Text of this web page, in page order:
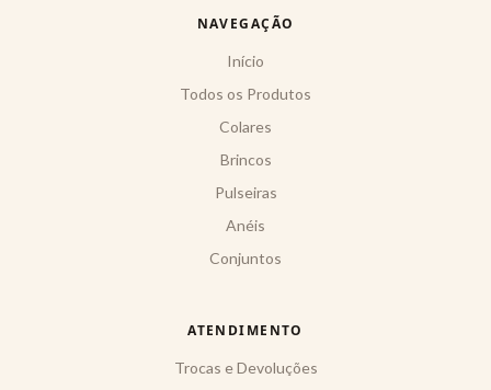
NAVEGAÇÃO
Início
Todos os Produtos
Colares
Brincos
Pulseiras
Anéis
Conjuntos
ATENDIMENTO
Trocas e Devoluções